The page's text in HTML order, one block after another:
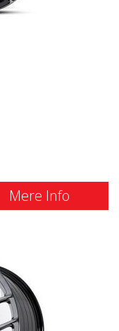
Mere Info